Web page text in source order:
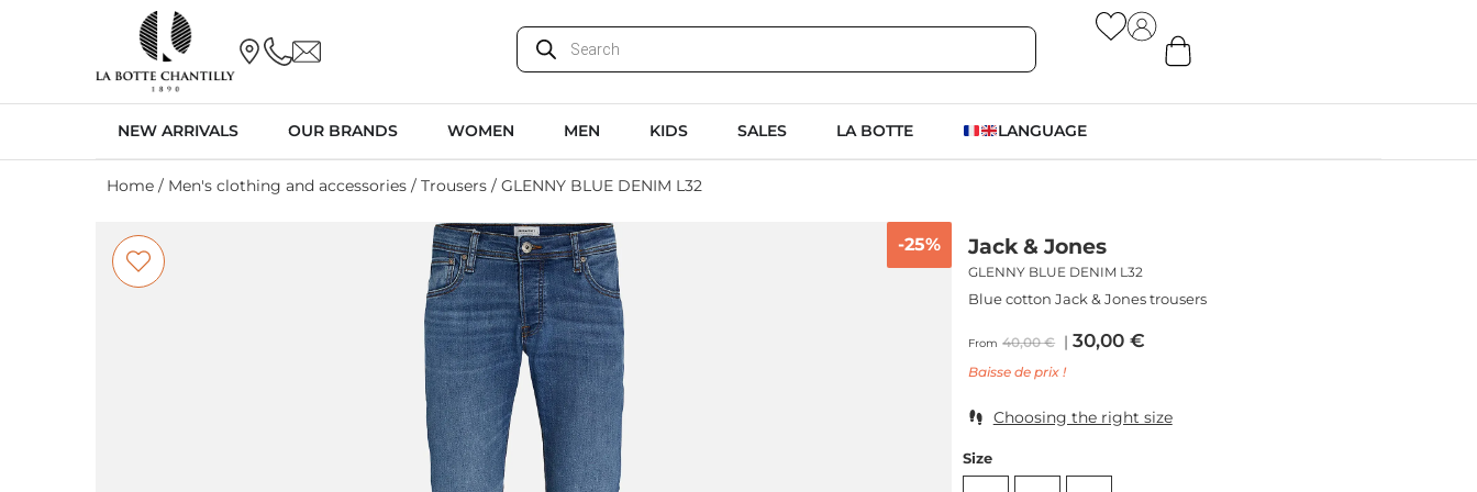
NEW ARRIVALS OUR BRANDS WOMEN MEN KIDS SALES LA BOTTE LANGUAGE
Home / Men's clothing and accessories / Trousers / GLENNY BLUE DENIM L32
-25% Jack & Jones
GLENNY BLUE DENIM L32
Blue cotton Jack & Jones trousers
From 40,00€ 30,00€
Baisse de prix !
Choosing the right size
Size